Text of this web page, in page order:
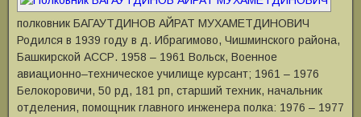
полковник БАГАУТДИНОВ АЙРАТ МУХАМЕТДИНОВИЧ
Родился в 1939 году в д. Ибрагимово, Чишминского района,
Башкирской АССР. 1958 – 1961 Вольск, Военное
авиационно‒техническое училище курсант; 1961 – 1976
Белокоровичи, 50 рд, 181 рп, старший техник, начальник
отделения, помощник главного инженера полка: 1976 – 1977